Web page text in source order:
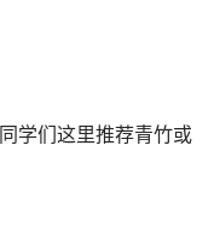
学们这里推荐青竹或